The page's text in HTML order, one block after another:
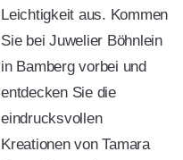
Leichtigkeit aus. Kommen
Sie bei Juwelier Böhnlein
in Bamberg vorbei und
entdecken Sie die
eindrucksvollen
Kreationen von Tamara